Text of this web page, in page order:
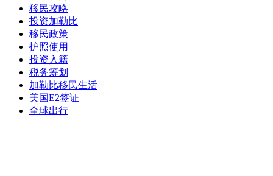
移民攻略
投资加勒比
移民政策
护照使用
投资入籍
税务筹划
加勒比移民生活
美国E2签证
全球出行